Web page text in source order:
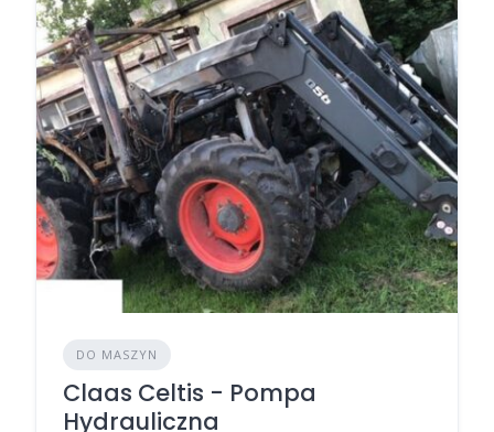
DO MASZYN
Claas Celtis - Pompa
Hydrauliczna